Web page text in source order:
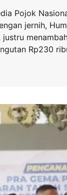
Pojok
jernih,
justru
Rp230